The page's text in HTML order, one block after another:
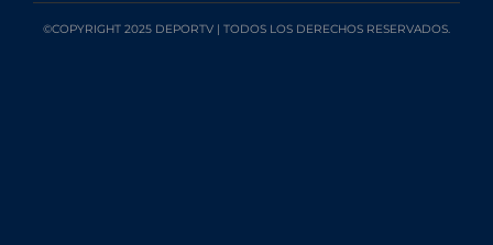
©COPYRIGHT 2025 DEPORTV | TODOS LOS DERECHOS RESERVADOS.